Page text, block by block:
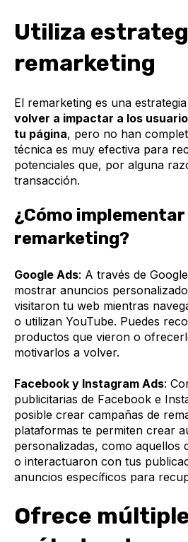
Utiliza
remarketing
El remarketing es una
volver a impactar a los
tu página, pero no han
técnica es muy efectiva para
potenciales que, por alguna
transacción.
¿Cómo implementar
remarketing?
Google Ads: A través de
mostrar anuncios
visitaron tu web mientras
o utilizan YouTube. Puedes
productos que vieron o
motivarlos a volver.
Facebook y Instagram Ads:
publicitarias de Facebook e
posible crear campañas de
plataformas te permiten crear
personalizadas, como aquellos
o interactuaron con tus
anuncios específicos para
Ofrece